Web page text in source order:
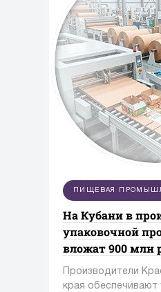
ПИЩЕВАЯ
На Кубани в
упаковочной
вложат 900 млн
Производители
края обеспечивают